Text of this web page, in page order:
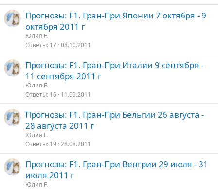
Прогнозы: F1. Гран-При Японии 7 октября - 9
октября 2011 г
Юлия F.
Ответы 17 08.10.2011
Прогнозы: F1. Гран-При Италии 9 сентября -
11 сентября 2011 г
Юлия F.
Ответы 16 11.09.2011
Прогнозы: F1. Гран-При Бельгии 26 августа -
28 августа 2011 г
Юлия F.
Ответы 19 28.08.2011
Прогнозы: F1. Гран-При Венгрии 29 июля - 31
июля 2011 г
Юлия F.